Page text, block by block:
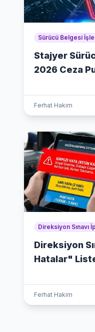
Sürücü Belgesi
Stajyer
2026 Ceza
Ferhat Hakim
Direksiyon Sınavı
Direksiyon
Hatalar"
Ferhat Hakim